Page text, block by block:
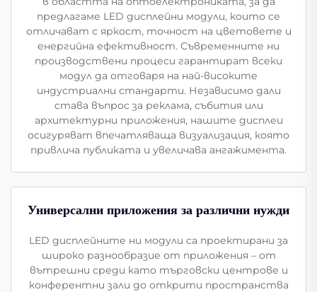
предлагаме LED дисплейни модули, които се
отличават с яркост, точност на цветовете и
енергийна ефективност. Съвременните ни
производствени процеси гарантират всеки
модул да отговаря на най-високите
индустриални стандарти. Независимо дали
става въпрос за реклама, събития или
архитектурни приложения, нашите дисплеи
осигуряват впечатляваща визуализация, която
привлича публиката и увеличава ангажимента.
Универсални приложения за различни нужди
LED дисплейните ни модули са проектирани за
широко разнообразие от приложения – от
вътрешни среди като търговски центрове и
конферентни зали до открити пространства